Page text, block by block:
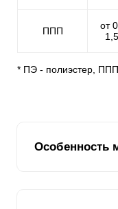
ППП
от
* ПЭ - полиэстер,
Особенность